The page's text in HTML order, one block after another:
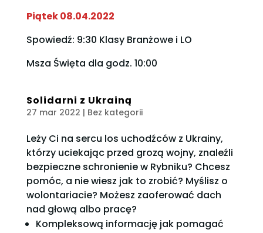
Piątek 08.04.2022
Spowiedź: 9:30 Klasy Branżowe i LO
Msza Święta dla godz. 10:00
Solidarni z Ukrainą
27 mar 2022 | Bez kategorii
Leży Ci na sercu los uchodźców z Ukrainy,
którzy uciekając przed grozą wojny, znaleźli
bezpieczne schronienie w Rybniku? Chcesz
pomóc, a nie wiesz jak to zrobić? Myślisz o
wolontariacie? Możesz zaoferować dach
nad głową albo pracę?
Kompleksową informację jak pomagać